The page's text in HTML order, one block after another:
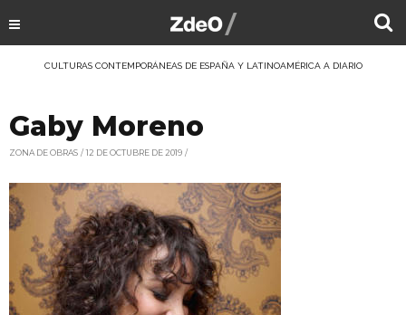
CULTURAS CONTEMPORÁNEAS DE ESPAÑA Y LATINOAMÉRICA A DIARIO
Gaby Moreno
ZONA DE OBRAS 12 DE OCTUBRE DE 2019